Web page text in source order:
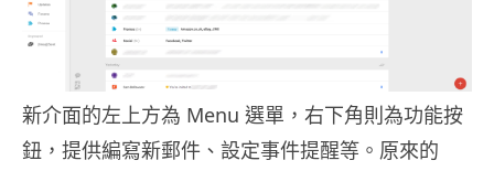
新介面的左上方為 Menu 選單，右下角則為功能按
鈕，提供編寫新郵件、設定事件提醒等。原來的